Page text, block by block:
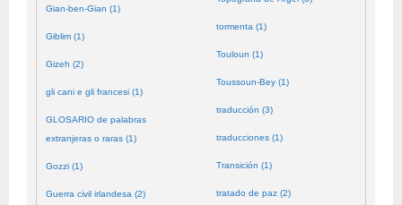
Gian-ben-Gian (1)
Giblim (1)
Gizeh (2)
gli cani e gli francesi (1)
GLOSARIO de palabras
extranjeras o raras (1)
Gozzi (1)
Guerra civil irlandesa (2)
tormenta (1)
Touloun (1)
Toussoun-Bey (1)
traducción (3)
traducciones (1)
Transición (1)
tratado de paz (2)